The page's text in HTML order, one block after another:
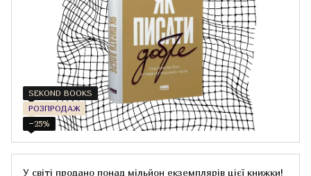
SEKOND BOOKS
РОЗПРОДАЖ
−25%
У світі продано понад мільйон екземплярів цієї книжки!